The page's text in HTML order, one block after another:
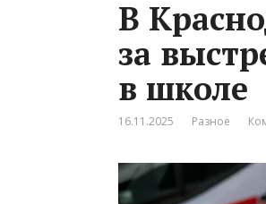
В
за
в школе
16.11.2025 Разное